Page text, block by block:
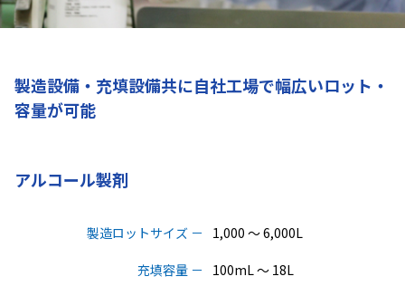
製造設備・充填設備共に自社工場で幅広いロット ・
容量が可能
アルコール製剤
製造ロットサイズ 1,000 ～ 6,000L
充填容量 100mL ～ 18L